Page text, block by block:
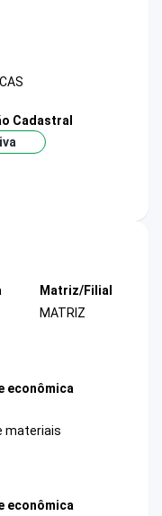
Cadastral
Matriz/Filial
MATRIZ
econômica
materiais
econômica